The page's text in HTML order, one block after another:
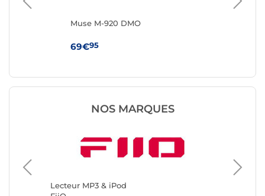
Muse M-920 DMO
69€95
NOS MARQUES
Lecteur MP3 & iPod